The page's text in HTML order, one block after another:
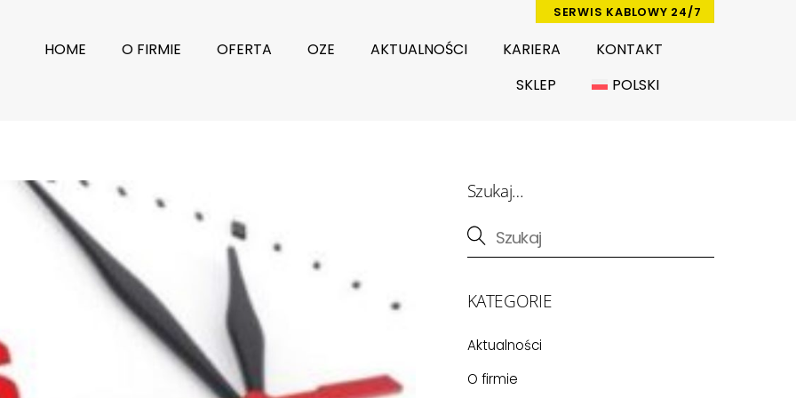
SERWIS KABLOWY 24/7
HOME O FIRMIE OFERTA OZE AKTUALNOŚCI KARIERA
KONTAKT
SKLEP
POLSKI
Szukaj…
KATEGORIE
Aktualności
O firmie